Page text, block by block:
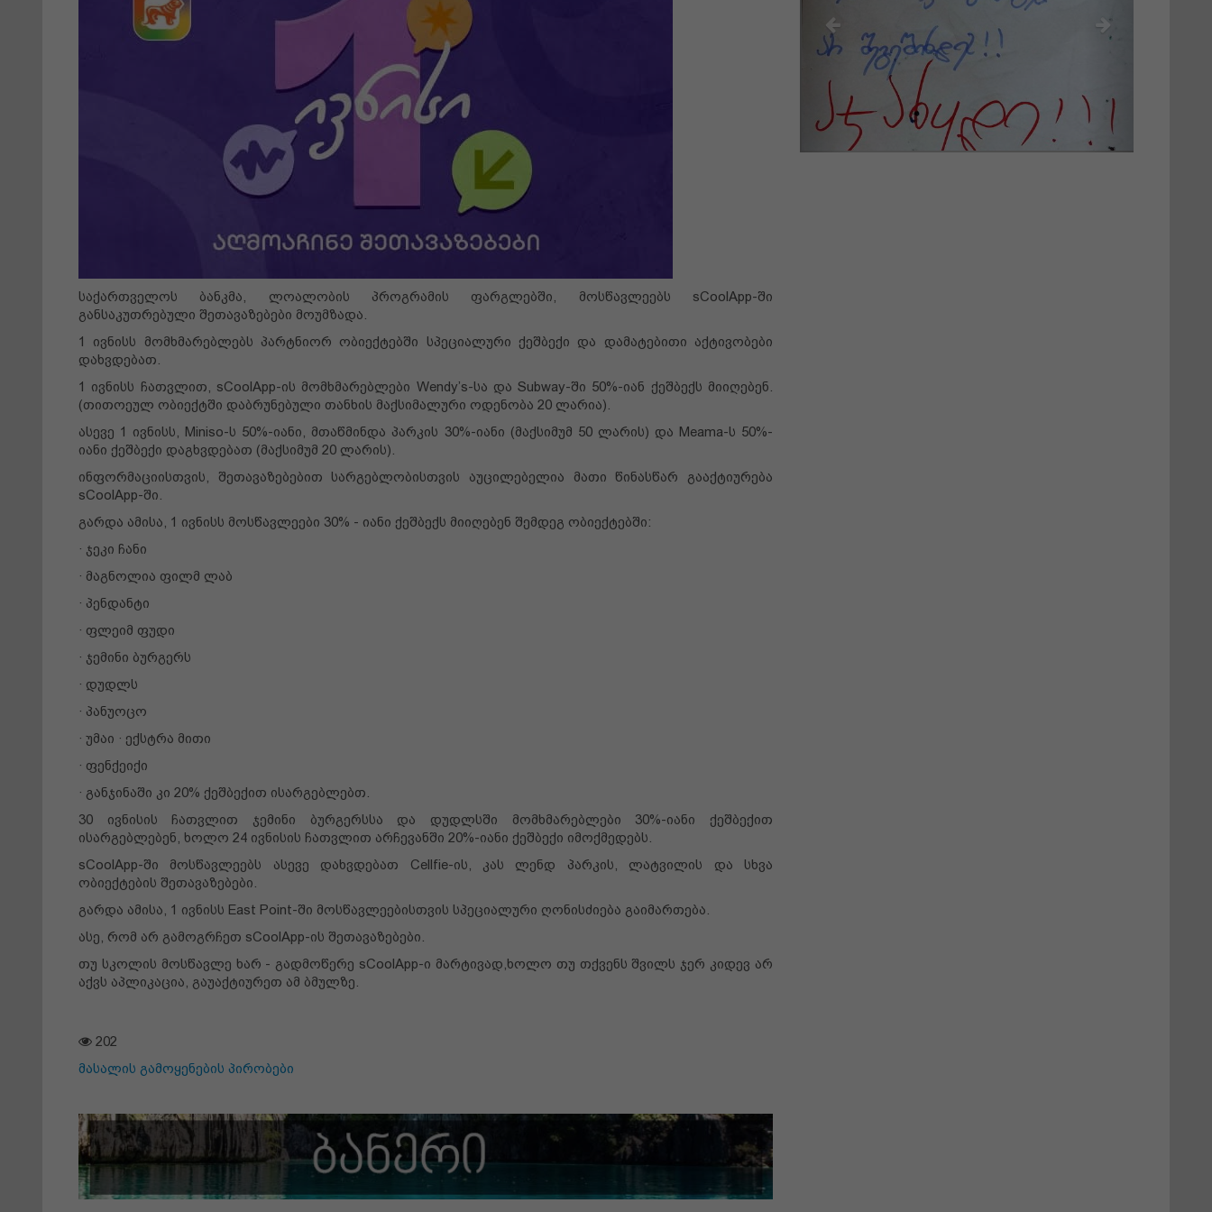
საქართველოს ბანკმა, ლოალობის პროგრამის ფარგლებში, მოსწავლეებს sCoolApp-ში
განსაკუთრებული შეთავაზებები მოუმზადა.
1 ივნისს მომხმარებლებს პარტნიორ ობიექტებში სპეციალური ქეშბექი და დამატებითი აქტივობები
დახვდებათ.
1 ივნისს ჩათვლით, sCoolApp-ის მომხმარებლები Wendy’s-სა და Subway-ში 50%-იან ქეშბექს მიიღებენ.
(თითოეულ ობიექტში დაბრუნებული თანხის მაქსიმალური ოდენობა 20 ლარია).
ასევე 1 ივნისს, Miniso-ს 50%-იანი, მთაწმინდა პარკის 30%-იანი (მაქსიმუმ 50 ლარის) და Meama-ს 50%-
იანი ქეშბექი დაგხვდებათ (მაქსიმუმ 20 ლარის).
ინფორმაციისთვის, შეთავაზებებით სარგებლობისთვის აუცილებელია მათი წინასწარ გააქტიურება
sCoolApp-ში.
გარდა ამისა, 1 ივნისს მოსწავლეები 30% - იანი ქეშბექს მიიღებენ შემდეგ ობიექტებში:
· ჯეკი ჩანი
· მაგნოლია ფილმ ლაბ
· პენდანტი
· ფლეიმ ფუდი
· ჯემინი ბურგერს
· დუდლს
· პანუოცო
· უმაი · ექსტრა მითი
· ფენქეიქი
· განჯინაში კი 20% ქეშბექით ისარგებლებთ.
30 ივნისის ჩათვლით ჯემინი ბურგერსსა და დუდლსში მომხმარებლები 30%-იანი ქეშბექით
ისარგებლებენ, ხოლო 24 ივნისის ჩათვლით არჩევანში 20%-იანი ქეშბექი იმოქმედებს.
sCoolApp-ში მოსწავლეებს ასევე დახვდებათ Cellfie-ის, კას ლენდ პარკის, ლატვილის და სხვა
ობიექტების შეთავაზებები.
გარდა ამისა, 1 ივნისს East Point-ში მოსწავლეებისთვის სპეციალური ღონისძიება გაიმართება.
ასე, რომ არ გამოგრჩეთ sCoolApp-ის შეთავაზებები.
თუ სკოლის მოსწავლე ხარ - გადმოწერე sCoolApp-ი მარტივად,ხოლო თუ თქვენს შვილს ჯერ კიდევ არ
აქვს აპლიკაცია, გაუაქტიურეთ ამ ბმულზე.
202
მასალის გამოყენების პირობები